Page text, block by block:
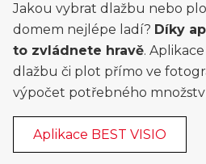
Jakou vybrat dlažbu nebo
domem nejlépe ladí? Díky
to zvládnete hravě.
dlažbu či plot přímo ve
výpočet potřebného
Aplikace BEST VISIO